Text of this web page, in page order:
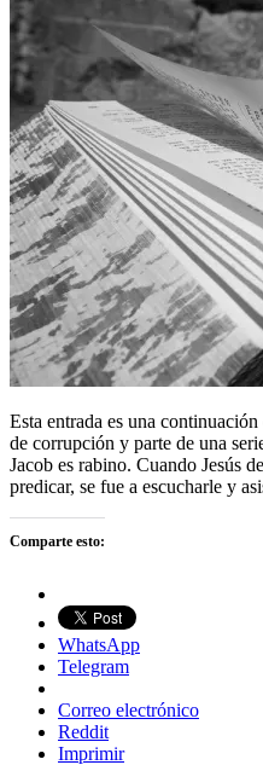
Esta entrada es una
de corrupción y parte de una
Jacob es rabino. Cuando Jesús
predicar, se fue a escucharle y
Comparte esto:
WhatsApp
Telegram
Correo electrónico
Reddit
Imprimir